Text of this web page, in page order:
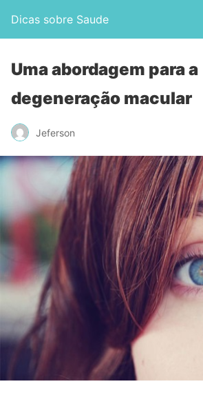
Dicas sobre Saude
Uma abordagem para a
degeneração macular
Jeferson